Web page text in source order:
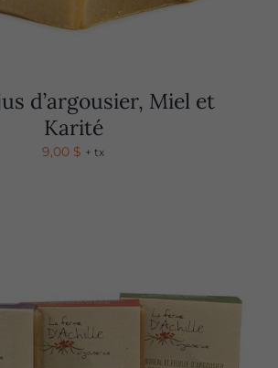
d’argousier, Miel et
Karité
9,00 $ + tx